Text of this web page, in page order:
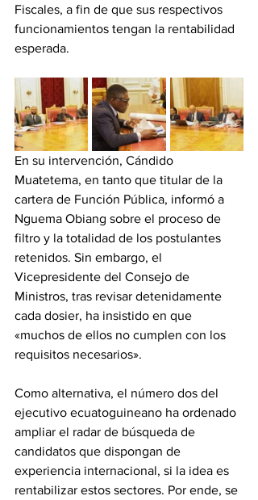
Fiscales, a fin de que sus respectivos
funcionamientos tengan la rentabilidad
esperada.
‎En su intervención, Cándido
Muatetema, en tanto que titular de la
cartera de Función Pública, informó a
Nguema Obiang sobre el proceso de
filtro y la totalidad de los postulantes
retenidos. Sin embargo, el
Vicepresidente del Consejo de
Ministros, tras revisar detenidamente
cada dosier, ha insistido en que
«muchos de ellos no cumplen con los
requisitos necesarios».
‎Como alternativa, el número dos del
ejecutivo ecuatoguineano ha ordenado
ampliar el radar de búsqueda de
candidatos que dispongan de
experiencia internacional, si la idea es
rentabilizar estos sectores. Por ende, se